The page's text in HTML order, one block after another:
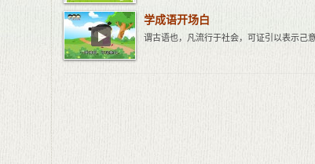
学成语开场白
谓古语也，凡流行于社会，可证引以表示己意